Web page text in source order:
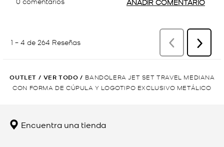
OUTLET / VER TODO / BANDOLERA JET SET TRAVEL MEDIANA
CON FORMA DE CÚPULA Y LOGOTIPO EXCLUSIVO METÁLICO
Encuentra una tienda